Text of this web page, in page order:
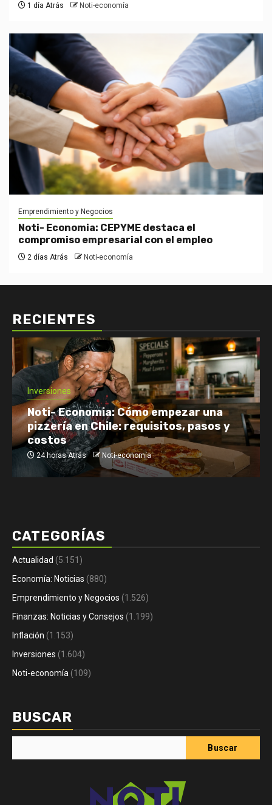
1 día Atrás Noti-economía
Emprendimiento y Negocios
Noti- Economia: CEPYME destaca el
compromiso empresarial con el empleo
2 días Atrás Noti-economía
RECIENTES
Inversiones
Noti- Economia: Cómo empezar una
pizzería en Chile: requisitos, pasos y
costos
24 horas Atrás Noti-economía
CATEGORÍAS
Actualidad (5.151)
Economía: Noticias (880)
Emprendimiento y Negocios (1.526)
Finanzas: Noticias y Consejos (1.199)
Inflación (1.153)
Inversiones (1.604)
Noti-economía (109)
BUSCAR
Buscar